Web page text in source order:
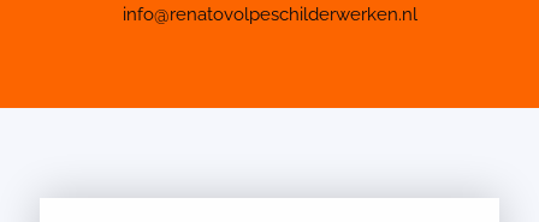
info@renatovolpeschilderwerken.nl